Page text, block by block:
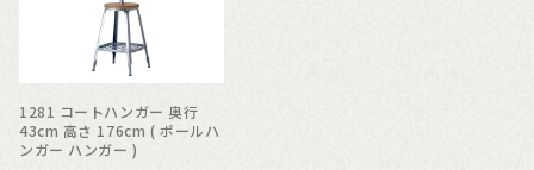
1281 コートハンガー 奥行
43cm 高さ 176cm ( ポールハ
ンガー ハンガー )